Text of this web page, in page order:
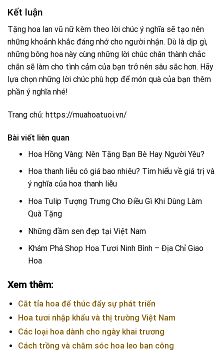
Kết luận
Tặng hoa lan vũ nữ kèm theo lời chúc ý nghĩa sẽ tạo nên
những khoảnh khắc đáng nhớ cho người nhận. Dù là dịp gì,
những bông hoa này cùng những lời chúc chân thành chắc
chắn sẽ làm cho tình cảm của bạn trở nên sâu sắc hơn. Hãy
lựa chọn những lời chúc phù hợp để món quà của bạn thêm
phần ý nghĩa nhé!
Trang chủ: https://muahoatuoi.vn/
Bài viết liên quan
Hoa Hồng Vàng: Nên Tặng Bạn Bè Hay Người Yêu?
Hoa thanh liễu có giá bao nhiêu? Tìm hiểu về giá trị và
ý nghĩa của hoa thanh liễu
Hoa Tulip Tượng Trưng Cho Điều Gì Khi Dùng Làm
Quà Tặng
Những đầm sen đẹp tại Việt Nam
Khám Phá Shop Hoa Tươi Ninh Bình – Địa Chỉ Giao
Hoa
Xem thêm:
Cắt tỉa hoa để thúc đẩy sự phát triển
Hoa tươi nhập khẩu và thị trường Việt Nam
Các loại hoa dành cho ngày khai trương
Cách trồng và chăm sóc hoa leo ban công